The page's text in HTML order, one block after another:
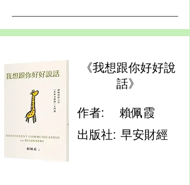
《我想跟你好好說
話》
作者:
賴佩霞
出版社: 早安財經